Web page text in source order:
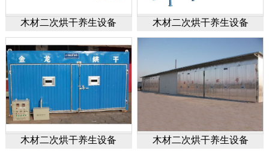
木材二次烘干养生设备 木材二次烘干养生设备
木材二次烘干养生设备 木材二次烘干养生设备